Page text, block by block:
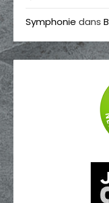
Symphonie dans